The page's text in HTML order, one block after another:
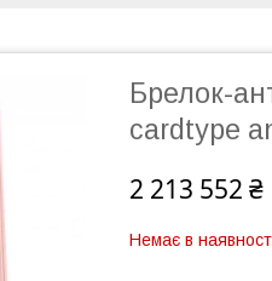
Брелок-
cardtype
2 213 552 ₴
Немає в